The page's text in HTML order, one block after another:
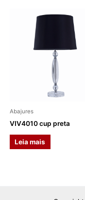
Abajures
VIV4010 cup preta
Leia mais